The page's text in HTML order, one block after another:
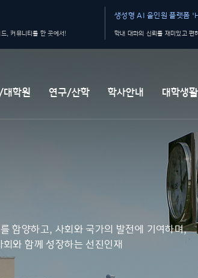
, 커뮤니티를 한 곳에서!
생성형 AI 올인원 플랫폼
학내 대화의 신뢰를 재미있고
학원 연구/산학 학사안내 대학생활
함양하고, 사회와 국가의 발전에 기여하며,
회와 함께 성장하는 선진인재